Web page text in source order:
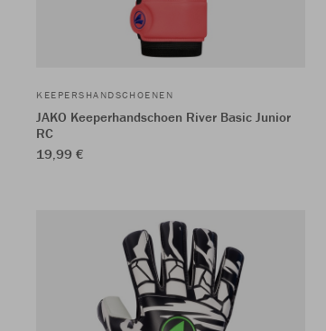
KEEPERSHANDSCHOENEN
JAKO Keeperhandschoen River Basic Junior
RC
19,99 €